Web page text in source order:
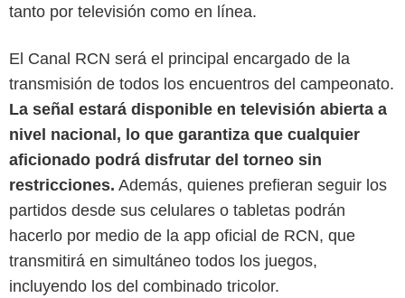
tanto por televisión como en línea.
El Canal RCN será el principal encargado de la
transmisión de todos los encuentros del campeonato.
La señal estará disponible en televisión abierta a
nivel nacional, lo que garantiza que cualquier
aficionado podrá disfrutar del torneo sin
restricciones. Además, quienes prefieran seguir los
partidos desde sus celulares o tabletas podrán
hacerlo por medio de la app oficial de RCN, que
transmitirá en simultáneo todos los juegos,
incluyendo los del combinado tricolor.
Google